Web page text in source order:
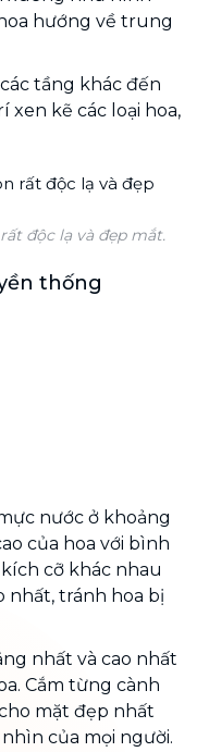
hướng về trung
tầng khác đến
xen kẽ các loại hoa,
độc lạ và đẹp mắt.
thống
nước ở khoảng
của hoa với bình
cỡ khác nhau
nhất, tránh hoa bị
nhất và cao nhất
Cắm từng cành
mặt đẹp nhất
của mọi người.